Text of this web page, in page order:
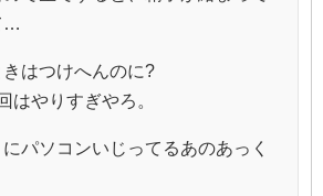
はつけへんのに?
はやりすぎやろ。
パソコンいじってるあのあっく